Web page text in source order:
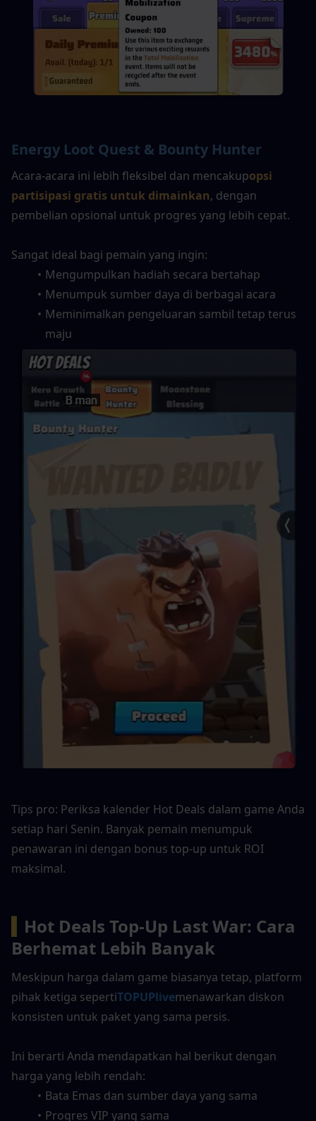
Energy Loot Quest & Bounty Hunter
Acara-acara ini lebih fleksibel dan mencakupopsi
partisipasi gratis untuk dimainkan, dengan
pembelian opsional untuk progres yang lebih cepat.
Sangat ideal bagi pemain yang ingin:
Mengumpulkan hadiah secara bertahap
Menumpuk sumber daya di berbagai acara
Meminimalkan pengeluaran sambil tetap terus
maju
Tips pro: Periksa kalender Hot Deals dalam game Anda
setiap hari Senin. Banyak pemain menumpuk
penawaran ini dengan bonus top-up untuk ROI
maksimal.
Hot Deals Top-Up Last War: Cara
Berhemat Lebih Banyak
Meskipun harga dalam game biasanya tetap, platform
pihak ketiga sepertiTOPUPlivemenawarkan diskon
konsisten untuk paket yang sama persis.
Ini berarti Anda mendapatkan hal berikut dengan
harga yang lebih rendah:
Bata Emas dan sumber daya yang sama
Progres VIP yang sama